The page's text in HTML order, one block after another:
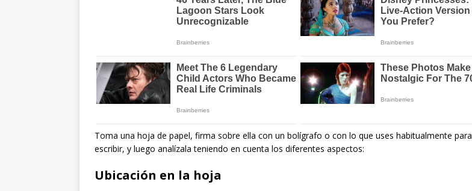
Toma una hoja de papel, firma sobre ella con un bolígrafo o con lo que uses habitualmente para
escribir, y luego analízala teniendo en cuenta los diferentes aspectos:
Ubicación en la hoja